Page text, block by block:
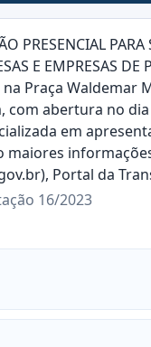
PRESENCIAL
E EMPRESAS
Praça Waldemar
abertura no
em
maiores
Portal da
16/2023